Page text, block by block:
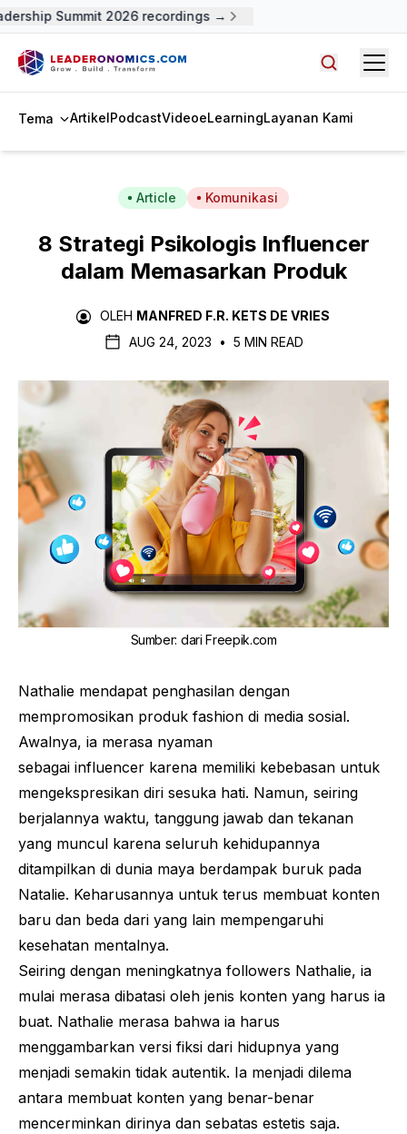
Summit 2026 recordings →
Tema ArtikelPodcastVideoeLearningLayanan Kami
Article Komunikasi
8 Strategi Psikologis Influencer
dalam Memasarkan Produk
OLEH MANFRED F.R. KETS DE VRIES
AUG 24, 2023
• 5 MIN READ
Sumber: dari Freepik.com
Nathalie mendapat penghasilan dengan
mempromosikan produk fashion di media sosial.
Awalnya, ia merasa nyaman
sebagai influencer karena memiliki kebebasan untuk
mengekspresikan diri sesuka hati. Namun, seiring
berjalannya waktu, tanggung jawab dan tekanan
yang muncul karena seluruh kehidupannya
ditampilkan di dunia maya berdampak buruk pada
Natalie. Keharusannya untuk terus membuat konten
baru dan beda dari yang lain mempengaruhi
kesehatan mentalnya.
Seiring dengan meningkatnya followers Nathalie, ia
mulai merasa dibatasi oleh jenis konten yang harus ia
buat. Nathalie merasa bahwa ia harus
menggambarkan versi fiksi dari hidupnya yang
menjadi semakin tidak autentik. Ia menjadi dilema
antara membuat konten yang benar-benar
mencerminkan dirinya dan sebatas estetis saja.